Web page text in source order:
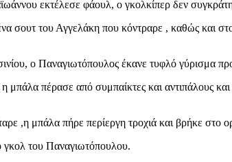
εκτέλεσε φάουλ, ο γκολκίπερ δεν
σουτ του Αγγελάκη που κόντραρε , καθώς
ο Παναγιωτόπουλος έκανε τυφλό γύρισμα
πέρασε από συμπαίκτες και αντιπάλους
,η μπάλα πήρε περίεργη τροχιά και βρήκε στο
γκολ του Παναγιωτόπουλου.